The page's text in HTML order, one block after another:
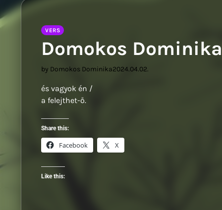
VERS
Domokos
by Domokos Dominika2024.04.02.
és vagyok én /
a felejthet-ő.
Share this:
Facebook X
Like this: